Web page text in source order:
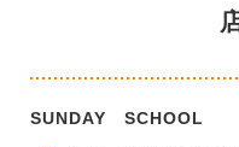
SUNDAY SCHOOL